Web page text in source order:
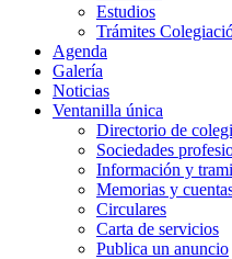
Estudios
Trámites
Agenda
Galería
Noticias
Ventanilla única
Directorio de
Sociedades
Información y
Memorias y
Circulares
Carta de servicios
Publica un anuncio